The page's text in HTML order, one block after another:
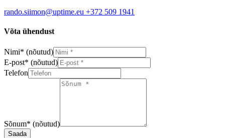
rando.siimon@uptime.eu +372 509 1941
Võta ühendust
Nimi* (nõutud)
E-post* (nõutud)
Telefon
Sõnum* (nõutud)
Saada